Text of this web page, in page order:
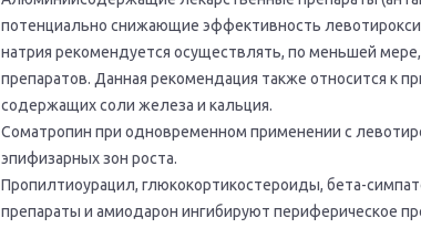
потенциально снижающие эффективность
натрия рекомендуется осуществлять, по меньшей
препаратов. Данная рекомендация также относится к
содержащих соли железа и кальция.
Соматропин при одновременном применении с
эпифизарных зон роста.
Пропилтиоурацил, глюкокортикостероиды, бета-
препараты и амиодарон ингибируют периферическое